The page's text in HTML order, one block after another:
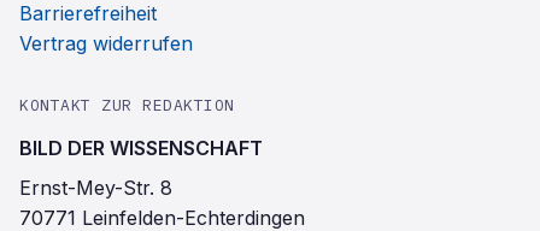
Barrierefreiheit
Vertrag widerrufen
KONTAKT ZUR REDAKTION
BILD DER WISSENSCHAFT
Ernst-Mey-Str. 8
70771 Leinfelden-Echterdingen